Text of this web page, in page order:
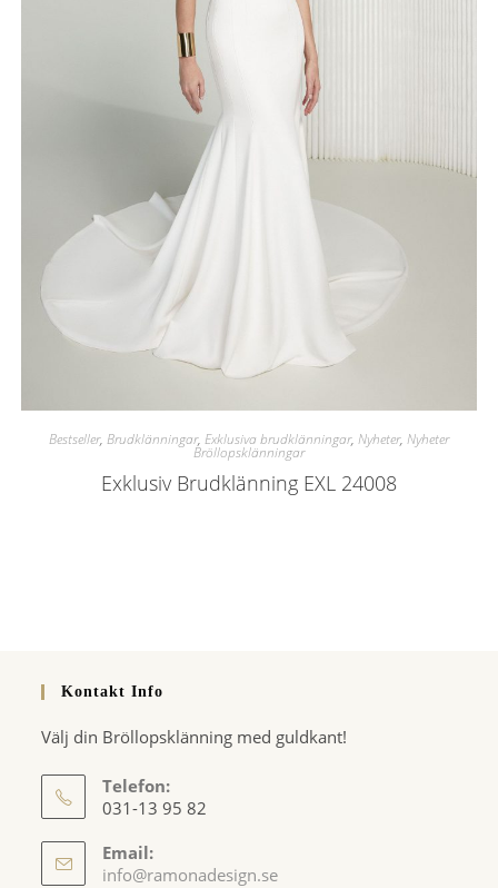
Bestseller, Brudklänningar, Exklusiva brudklänningar, Nyheter, Nyheter
Bröllopsklänningar
Exklusiv Brudklänning EXL 24008
Kontakt Info
Välj din Bröllopsklänning med guldkant!
Telefon:
031-13 95 82
Email:
info@ramonadesign.seOpens